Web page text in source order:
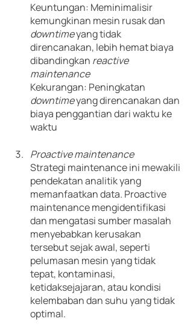
Keuntungan: Meminimalisir
kemungkinan mesin rusak dan
downtime yang tidak
direncanakan, lebih hemat biaya
dibandingkan reactive
maintenance
Kekurangan: Peningkatan
downtime yang direncanakan dan
biaya penggantian dari waktu ke
waktu
Proactive maintenance
Strategi maintenance ini mewakili
pendekatan analitik yang
memanfaatkan data. Proactive
maintenance mengidentifikasi
dan mengatasi sumber masalah
menyebabkan kerusakan
tersebut sejak awal, seperti
pelumasan mesin yang tidak
tepat, kontaminasi,
ketidaksejajaran, atau kondisi
kelembaban dan suhu yang tidak
optimal.